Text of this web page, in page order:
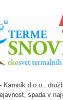
Kamnik d.o.o.,
spada v